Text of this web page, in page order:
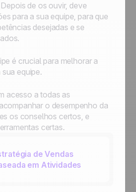
de os ouvir, deve
para a sua equipe, para que
desejadas e se
é crucial para melhorar a
equipe.
acesso a todas as
o desempenho da
os conselhos certos, e
certas.
de Vendas
em Atividades